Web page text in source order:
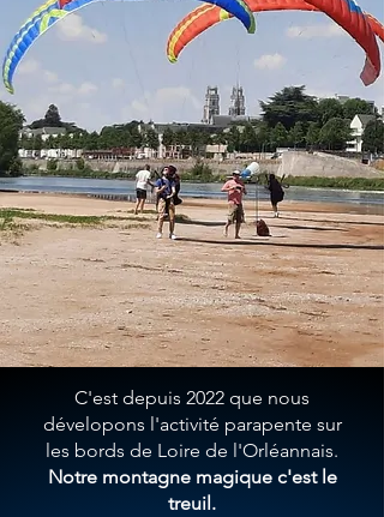
C'est depuis 2022 que nous
dévelopons l'activité parapente sur
les bords de Loire de l'Orléannais.
Notre montagne magique c'est le
treuil.